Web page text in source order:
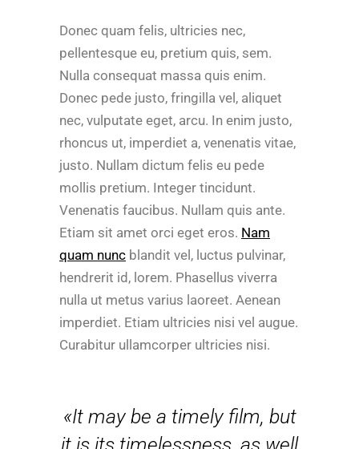
Donec quam felis, ultricies nec,
pellentesque eu, pretium quis, sem.
Nulla consequat massa quis enim.
Donec pede justo, fringilla vel, aliquet
nec, vulputate eget, arcu. In enim justo,
rhoncus ut, imperdiet a, venenatis vitae,
justo. Nullam dictum felis eu pede
mollis pretium. Integer tincidunt.
Venenatis faucibus. Nullam quis ante.
Etiam sit amet orci eget eros. Nam
quam nunc blandit vel, luctus pulvinar,
hendrerit id, lorem. Phasellus viverra
nulla ut metus varius laoreet. Aenean
imperdiet. Etiam ultricies nisi vel augue.
Curabitur ullamcorper ultricies nisi.
«It may be a timely film, but